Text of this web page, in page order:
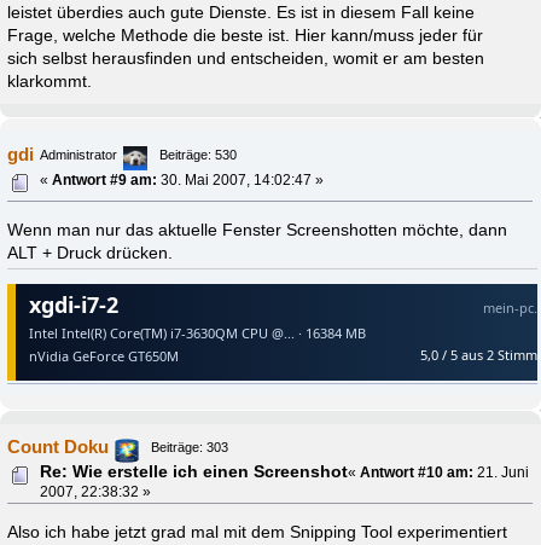
leistet überdies auch gute Dienste. Es ist in diesem Fall keine
Frage, welche Methode die beste ist. Hier kann/muss jeder für
sich selbst herausfinden und entscheiden, womit er am besten
klarkommt.
gdi Administrator
Beiträge: 530
«Antwort #9 am: 30. Mai 2007, 14:02:47 »
Wenn man nur das aktuelle Fenster Screenshotten möchte, dann
ALT + Druck drücken.
Count Doku Beiträge: 303
Re: Wie erstelle ich einen Screenshot«Antwort #10 am: 21. Juni
2007, 22:38:32 »
Also ich habe jetzt grad mal mit dem Snipping Tool experimentiert